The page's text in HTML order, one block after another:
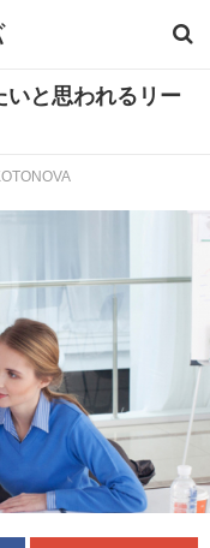
いと思われるリー